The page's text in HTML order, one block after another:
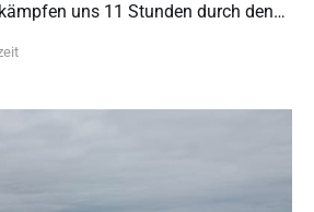
uns 11 Stunden durch den
an, Spaß zu machen.